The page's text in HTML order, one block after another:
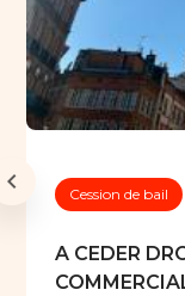
Cession de bail
A CEDER